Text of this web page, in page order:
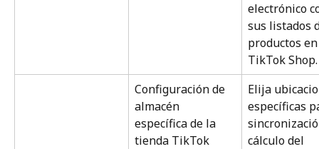
electrónico
sus listados
productos
TikTok Shop.
Configuración de
almacén
específica de la
tienda TikTok
Elija
específicas
cálculo del